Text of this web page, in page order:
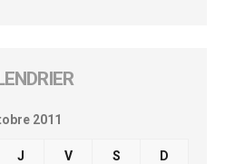
2011
J V S D